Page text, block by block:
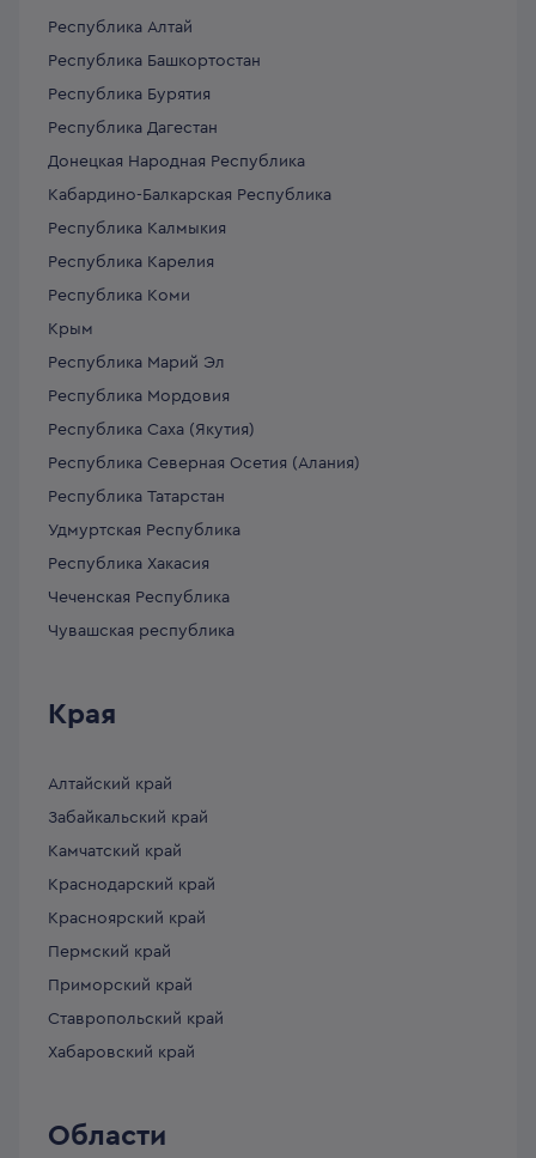
Республика Алтай
Республика Башкортостан
Республика Бурятия
Республика Дагестан
Донецкая Народная Республика
Кабардино-Балкарская Республика
Республика Калмыкия
Республика Карелия
Республика Коми
Крым
Республика Марий Эл
Республика Мордовия
Республика Саха (Якутия)
Республика Северная Осетия (Алания)
Республика Татарстан
Удмуртская Республика
Республика Хакасия
Чеченская Республика
Чувашская республика
Края
Алтайский край
Забайкальский край
Камчатский край
Краснодарский край
Красноярский край
Пермский край
Приморский край
Ставропольский край
Хабаровский край
Области